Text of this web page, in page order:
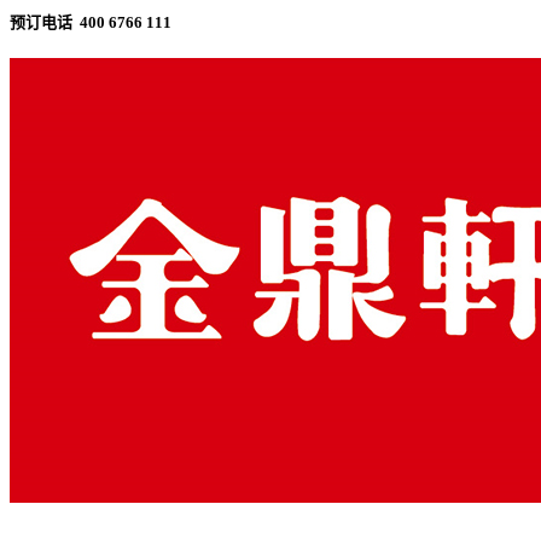
预订电话 400 6766 111